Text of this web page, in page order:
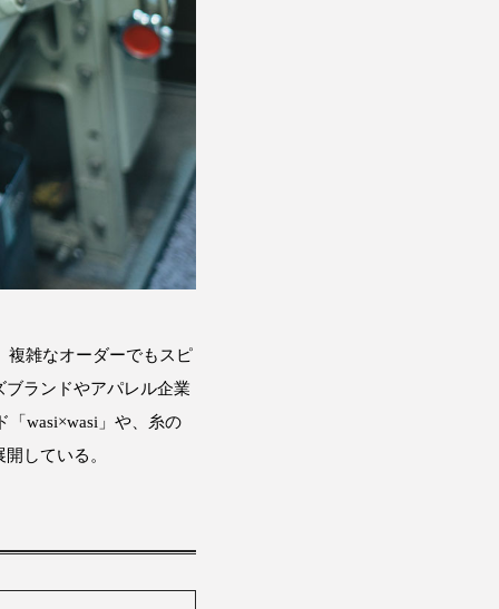
複雑なオーダーでもスピ
ランドやアパレル企業
wasi×wasi」や、糸の
している。